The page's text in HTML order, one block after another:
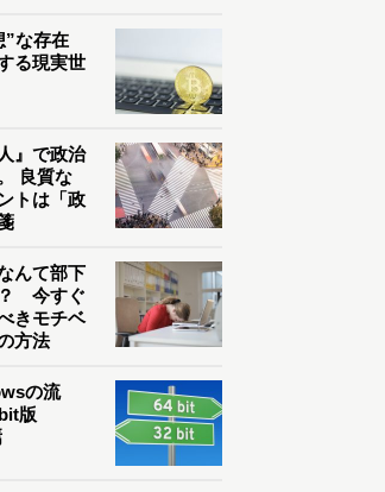
”な存在
る現実世
』で政治
良質な
トは「政
んて部下
今すぐ
きモチベ
方法
の流
版